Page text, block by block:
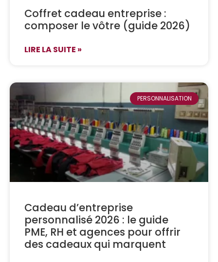
Coffret cadeau entreprise :
composer le vôtre (guide 2026)
LIRE LA SUITE »
PERSONNALISATION
Cadeau d’entreprise
personnalisé 2026 : le guide
PME, RH et agences pour offrir
des cadeaux qui marquent